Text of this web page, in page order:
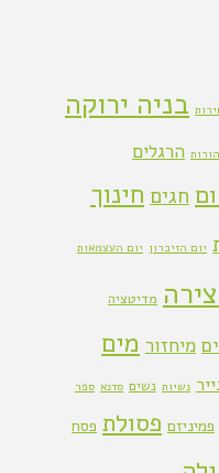
בניה ירוקה
הורות הרגלים
חגים חינוך
יום הזיכרון יום העצמאות
מדיטציה
מיחזור מים
נשיות נשים סדנא ספר
פמיניזם פסולת פסח